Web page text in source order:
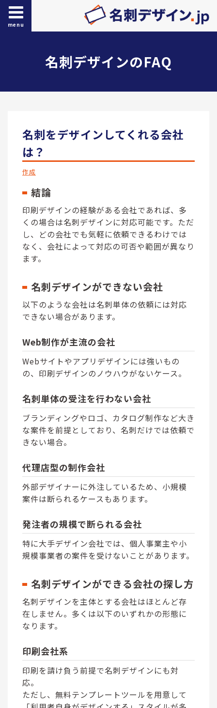
menu
名刺デザインのFAQ
名刺をデザインしてくれる会社
は？
作成
結論
印刷デザインの経験がある会社であれば、多
くの場合は名刺デザインに対応可能です。ただ
し、どの会社でも気軽に依頼できるわけでは
なく、会社によって対応の可否や範囲が異なり
ます。
名刺デザインができない会社
以下のような会社は名刺単体の依頼には対応
できない場合があります。
Web制作が主流の会社
Webサイトやアプリデザインには強いもの
の、印刷デザインのノウハウがないケース。
名刺単体の受注を行わない会社
ブランディングやロゴ、カタログ制作など大き
な案件を前提としており、名刺だけでは依頼で
きない場合。
代理店型の制作会社
外部デザイナーに外注しているため、小規模
案件は断られるケースもあります。
発注者の規模で断られる会社
特に大手デザイン会社では、個人事業主や小
規模事業者の案件を受けないことがあります。
名刺デザインができる会社の探し方
名刺デザインを主体とする会社はほとんど存
在しません。多くは以下のいずれかの形態に
なります。
印刷会社系
印刷を請け負う前提で名刺デザインにも対
応。
ただし、無料テンプレートツールを用意して